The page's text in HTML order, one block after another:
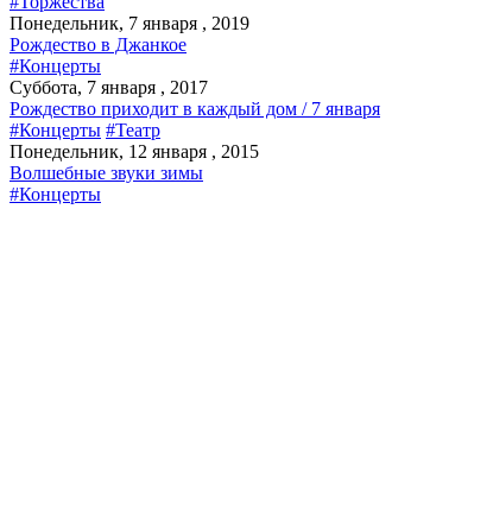
Понедельник, 7 января , 2019
Рождество в Джанкое
#Концерты
Суббота, 7 января , 2017
Рождество приходит в каждый дом / 7 января
#Концерты #Театр
Понедельник, 12 января , 2015
Волшебные звуки зимы
#Концерты